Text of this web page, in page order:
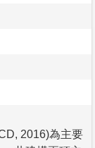
2016)為主要